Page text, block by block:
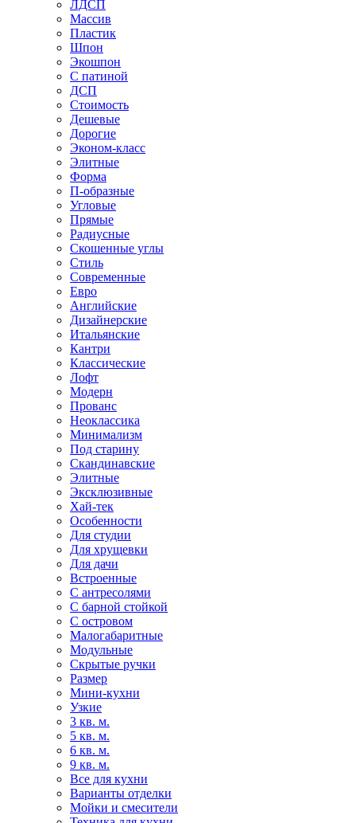
ЛДСП
Массив
Пластик
Шпон
Экошпон
С патиной
ДСП
Стоимость
Дешевые
Дорогие
Эконом-класс
Элитные
Форма
П-образные
Угловые
Прямые
Радиусные
Скошенные углы
Стиль
Современные
Евро
Английские
Дизайнерские
Итальянские
Кантри
Классические
Лофт
Модерн
Прованс
Неоклассика
Минимализм
Под старину
Скандинавские
Элитные
Эксклюзивные
Хай-тек
Особенности
Для студии
Для хрущевки
Для дачи
Встроенные
С антресолями
С барной стойкой
С островом
Малогабаритные
Модульные
Скрытые ручки
Размер
Мини-кухни
Узкие
3 кв. м.
5 кв. м.
6 кв. м.
9 кв. м.
Все для кухни
Варианты отделки
Мойки и смесители